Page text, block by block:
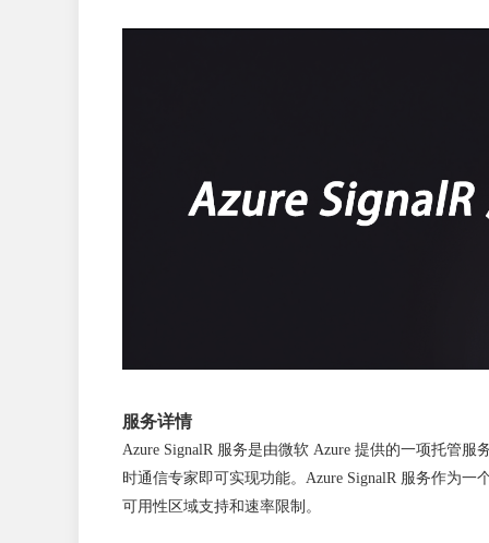
服务详情
Azure SignalR 服务是由微软 Azure 提供的一项托管
时通信专家即可实现功能。Azure SignalR 服务作为
可用性区域支持和速率限制。